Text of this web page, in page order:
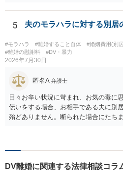
ため、弁護士としては推奨しないこと
5 夫のモラハラに対する別居
#モラハラ #離婚すること自体 #婚姻費用(別
#離婚の慰謝料
#DV・暴力
2026年7月30日
匿名A 弁護士
日々お辛い状況に苛まれ、お気の毒に
伝いをする場合、お相手である夫に別
殆どありません。断られた場合にたち
高いためです。 実務的には、ご相談者
DV離婚に関連する法律相談コラ